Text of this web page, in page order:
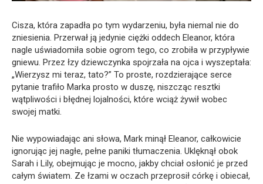
Cisza, która zapadła po tym wydarzeniu, była niemal nie do
zniesienia. Przerwał ją jedynie ciężki oddech Eleanor, która
nagle uświadomiła sobie ogrom tego, co zrobiła w przypływie
gniewu. Przez łzy dziewczynka spojrzała na ojca i wyszeptała:
„Wierzysz mi teraz, tato?” To proste, rozdzierające serce
pytanie trafiło Marka prosto w duszę, niszcząc resztki
wątpliwości i błędnej lojalności, które wciąż żywił wobec
swojej matki.
Nie wypowiadając ani słowa, Mark minął Eleanor, całkowicie
ignorując jej nagłe, pełne paniki tłumaczenia. Uklęknął obok
Sarah i Lily, obejmując je mocno, jakby chciał osłonić je przed
całym światem. Ze łzami w oczach przeprosił córkę i obiecał,